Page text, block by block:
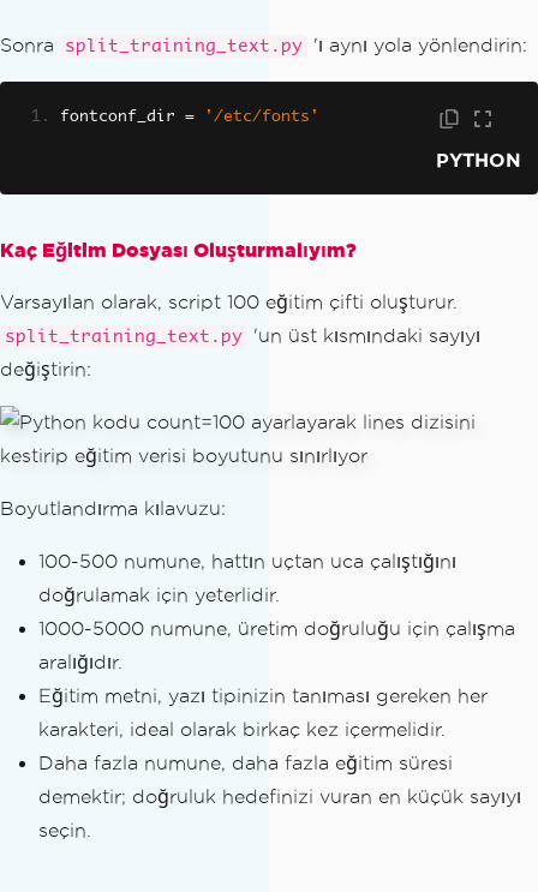
Sonra split_training_text.py 'ı aynı yola yönlendirin:
fontconf_dir = '/etc/fonts'
PYTHON
Kaç Eğitim Dosyası Oluşturmalıyım?
Varsayılan olarak, script 100 eğitim çifti oluşturur.
split_training_text.py
'un üst kısmındaki sayıyı
değiştirin:
Boyutlandırma kılavuzu:
100-500 numune, hattın uçtan uca çalıştığını
doğrulamak için yeterlidir.
1000-5000 numune, üretim doğruluğu için çalışma
aralığıdır.
Eğitim metni, yazı tipinizin tanıması gereken her
karakteri, ideal olarak birkaç kez içermelidir.
Daha fazla numune, daha fazla eğitim süresi
demektir; doğruluk hedefinizi vuran en küçük sayıyı
seçin.